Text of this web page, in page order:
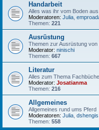
Handarbeit
Alles was ihr vom Boden
Moderatoren: Julia
Themen: 221
Ausrüstung
Themen zur Ausrüstung von
Moderator: ninischi
Themen: 667
Literatur
Alles zum Thema
Moderator: Josatianma
Themen: 216
Allgemeines
Allgemeines rund ums Pferd
Moderatoren: Julia dshengis
Themen: 558